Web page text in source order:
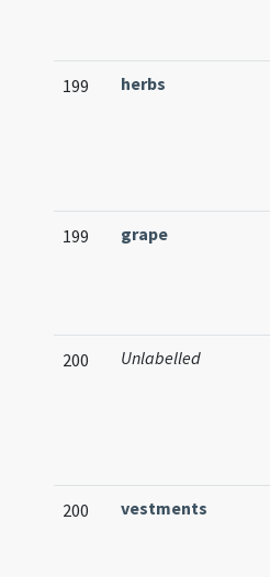
199 herbs
199 grape
200 Unlabelled
200 vestments